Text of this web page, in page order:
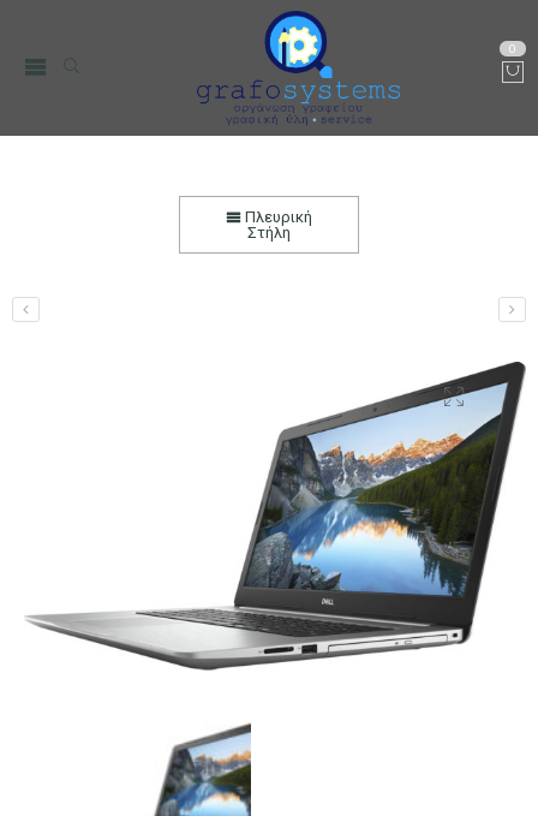
0
7500U/8 GB/256 GB/Radeon 530 4 GB)
PC, Τηλεφωνία & περιφεριακά
Πλευρική
Στήλη